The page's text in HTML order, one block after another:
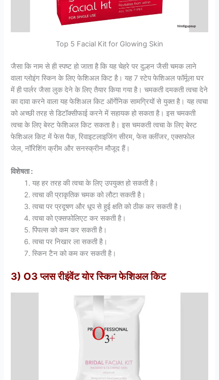
Top 5 Facial Kit for Glowing Skin
जैसा कि नाम से ही स्पष्ट हो जाता है कि यह चेहरे पर दुल्हन जैसी चमक लाने
वाला ग्लोइंग स्किन के लिए फेशिअल किट है। यह 7 स्टेप फेशिअल फॉर्मूला घर
में ही पार्लर जैसा लुक देने के लिए तैयार किया गया है। चमकती दमकती त्वचा देने
का दावा करने वाला यह फेशिअल किट ऑर्गेनिक सामग्रियों से युक्त है। यह त्वचा
को अच्छी तरह से डिटॉक्सीफाई करने में सहायक हो सकता है। इस चमकती
त्वचा के लिए बेस्ट फेशिअल किट सकता है। इस चमकती त्वचा के लिए बेस्ट
फेशिअल किट में फेस पैक, रिवाइटलाइजिंग सीरम, फेस क्लींजर, एक्सफोल
जेल, नॉरिशिंग क्रीम और सनस्क्रीन मौजूद हैं।
विशेषता :
यह हर तरह की त्वचा के लिए उपयुक्त हो सकती है।
त्वचा की प्राकृतिक चमक को लौटा सकती है।
त्वचा पर प्रदूषण और धूप से हुई क्षति को ठीक कर सकती है।
त्वचा को एक्सफोलिएट कर सकती है।
पिंपल्स को कम कर सकती है।
त्वचा पर निखार ला सकती है।
स्किन टैन को कम कर सकती है।
3) O3 प्लस रीइंवेंट योर स्किन फेशिअल किट